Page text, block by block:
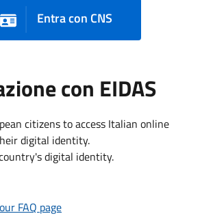
Entra con CNS
con EIDAS
citizens to access Italian online
digital identity.
digital identity.
FAQ page